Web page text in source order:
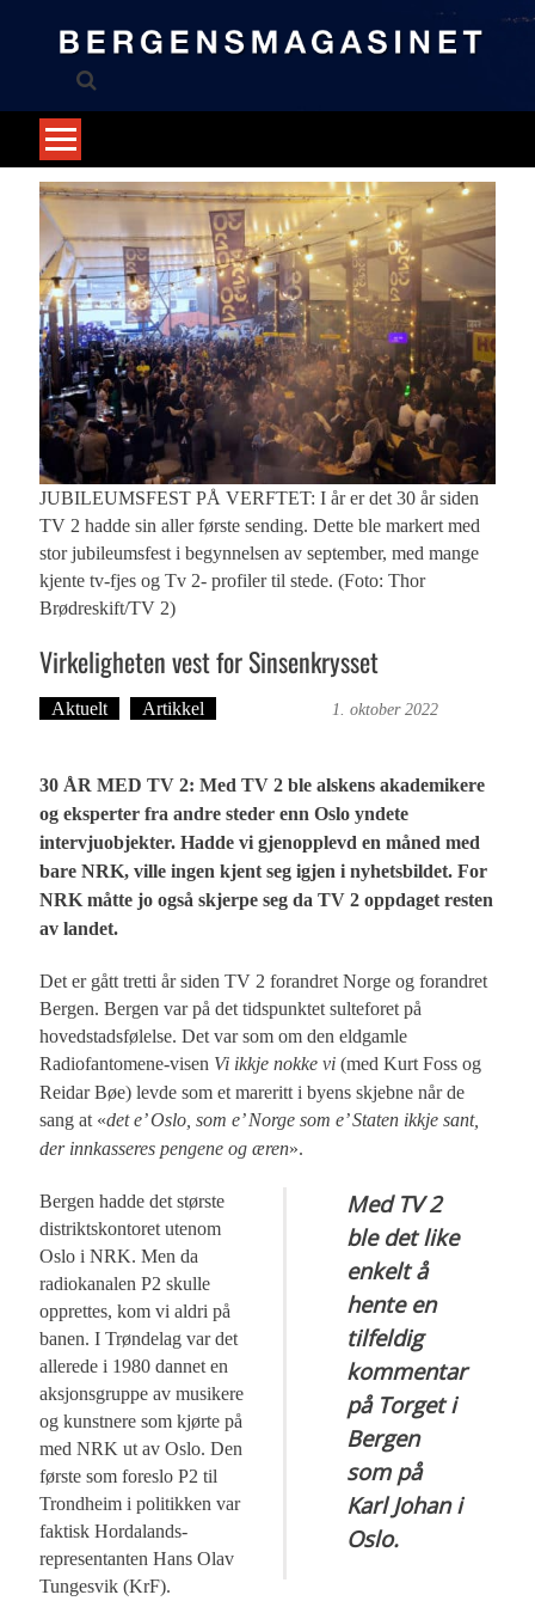
JUBILEUMSFEST PÅ VERFTET: I år er det 30 år siden
TV 2 hadde sin aller første sending. Dette ble markert med
stor jubileumsfest i begynnelsen av september, med mange
kjente tv-fjes og Tv 2- profiler til stede. (Foto: Thor
Brødreskift/TV 2)
Virkeligheten vest for Sinsenkrysset
Aktuelt Artikkel 1. oktober 2022
30 ÅR MED TV 2: Med TV 2 ble alskens akademikere
og eksperter fra andre steder enn Oslo yndete
intervjuobjekter. Hadde vi gjenopplevd en måned med
bare NRK, ville ingen kjent seg igjen i nyhetsbildet. For
NRK måtte jo også skjerpe seg da TV 2 oppdaget resten
av landet.
Det er gått tretti år siden TV 2 forandret Norge og forandret
Bergen. Bergen var på det tidspunktet sulteforet på
hovedstadsfølelse. Det var som om den eldgamle
Radiofantomene-visen Vi ikkje nokke vi (med Kurt Foss og
Reidar Bøe) levde som et mareritt i byens skjebne når de
sang at «det e’ Oslo, som e’ Norge som e’ Staten ikkje sant,
der innkasseres pengene og æren».
Med TV 2
ble det like
enkelt å
hente en
tilfeldig
kommentar
på Torget i
Bergen
som på
Karl Johan i
Oslo.
Bergen hadde det største
distriktskontoret utenom
Oslo i NRK. Men da
radiokanalen P2 skulle
opprettes, kom vi aldri på
banen. I Trøndelag var det
allerede i 1980 dannet en
aksjonsgruppe av musikere
og kunstnere som kjørte på
med NRK ut av Oslo. Den
første som foreslo P2 til
Trondheim i politikken var
faktisk Hordalands-
representanten Hans Olav
Tungesvik (KrF).